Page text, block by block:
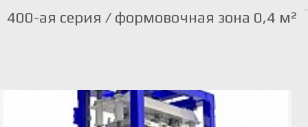
400-ая серия / формовочная зона 0,4 м²